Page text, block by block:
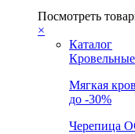
Посмотреть
×
Каталог
Мягкая
до -30%
Черепица